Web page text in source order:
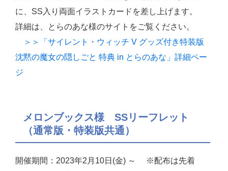
に、SS入り両面イラストカードを差し上げます。
詳細は、とらのあな様のサイトをご覧ください。
＞＞「サイレント・ウィッチ V グッズ付き特装版
沈黙の魔女の隠しごと 特典 in とらのあな」詳細ペー
ジ
メロンブックス様 SSリーフレット
（通常版・特装版共通）
開催期間：2023年2月10日(金) ～ ※配布は先着